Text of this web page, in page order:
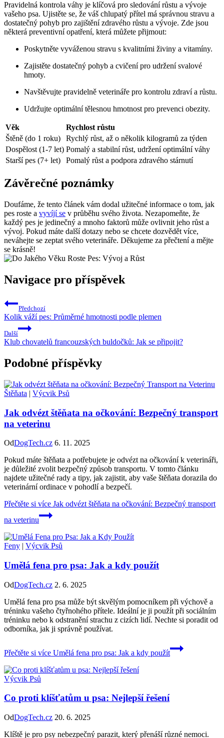
Pravidelná ⁢kontrola⁣ váhy je klíčová pro sledování růstu a vývoje⁤
vašeho psa. Ujistěte se, že ⁢váš ⁣chlupatý přítel má správnou stravu a
dostatečný pohyb pro zajištění zdravého růstu ⁤a ​vývoje. Zde⁢ jsou
⁢některá preventivní opatření, která můžete ⁤přijmout:
Poskytněte‍ vyváženou stravu s ⁤kvalitními‍ živiny a vitamíny.
Zajistěte dostatečný pohyb a​ cvičení pro udržení svalové
hmoty.
Navštěvujte‍ pravidelně veterináře pro kontrolu ​zdraví a růstu.
Udržujte optimální tělesnou hmotnost pro prevenci obezity.
Věk
Rychlost růstu
Štěně (do ⁤1 roku)
Rychlý růst, až o ‍několik kilogramů za týden
Dospělost (1-7 ‍let) Pomalý a stabilní růst, udržení optimální‌ váhy
Starší pes (7+ let)
Pomalý ⁣růst a podpora zdravého stárnutí
Závěrečné ⁢poznámky
Doufáme, že‍ tento ‍článek vám dodal užitečné informace o tom, jak
pes roste a vyvíjí se v​ průběhu svého života. Nezapomeňte, že
každý‌ pes je‌ jedinečný a mnoho ‍faktorů ‍může ovlivnit jeho ​růst a
vývoj. Pokud máte další dotazy nebo se chcete⁢ dozvědět⁣ více,
neváhejte se zeptat svého ‌veterináře. Děkujeme za přečtení a mějte
se krásně!
Navigace pro příspěvek
Předchozí
Kolik váží pes: Průměrné hmotnosti podle plemen
Další
Klub chovatelů francouzských buldočků: Jak se připojit?
Podobné příspěvky
Štěňata | Výcvik Psů
Jak odvézt štěňata na očkování: Bezpečný transport
na veterinu
OdDogTech.cz 6. 11. 2025
Pokud máte štěňata a potřebujete je odvézt na očkování k veterináři,
je důležité zvolit bezpečný způsob transportu. V tomto článku
najdete užitečné rady a tipy, jak zajistit, aby vaše štěňata dorazila do
veterinární ordinace v pohodlí a bezpečí.
Přečtěte si více Jak odvézt štěňata na očkování: Bezpečný transport
na veterinu
Feny | Výcvik Psů
Umělá fena pro psa: Jak a kdy použít
OdDogTech.cz 2. 6. 2025
Umělá fena pro psa může být skvělým pomocníkem při výchově a
tréninku vašeho čtyřnohého přítele. Ideální je ji použít při sociálním
tréninku nebo k odstranění strachu z cizích lidí. Nechte si poradit od
odborníka, jak ji správně používat.
Přečtěte si více Umělá fena pro psa: Jak a kdy použít
Výcvik Psů
Co proti klíšťatům u psa: Nejlepší řešení
OdDogTech.cz 20. 6. 2025
Klíště je pro psy nebezpečný parazit, který přenáší různé nemoci.